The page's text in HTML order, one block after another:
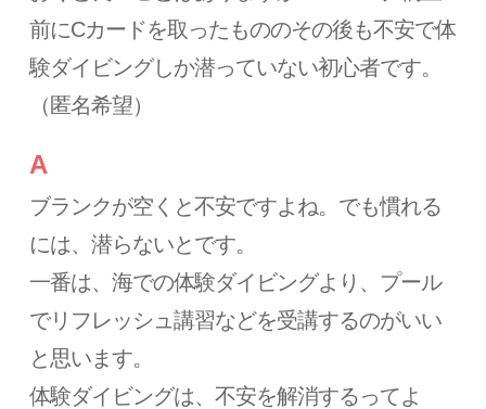
前にCカードを取ったもののその後も不安で体
験ダイビングしか潜っていない初心者です。
（匿名希望）
A
ブランクが空くと不安ですよね。でも慣れる
には、潜らないとです。
一番は、海での体験ダイビングより、プール
でリフレッシュ講習などを受講するのがいい
と思います。
体験ダイビングは、不安を解消するってよ